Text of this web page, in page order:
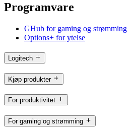
Programvare
GHub for gaming og strømming
Options+ for ytelse
Logitech
Kjøp produkter
For produktivitet
For gaming og strømming